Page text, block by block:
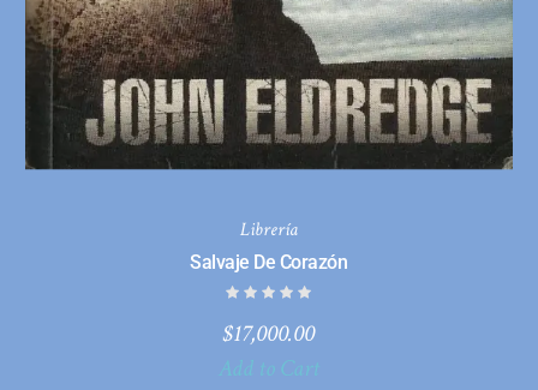
Librería
Salvaje De Corazón
$17,000.00
Add to Cart